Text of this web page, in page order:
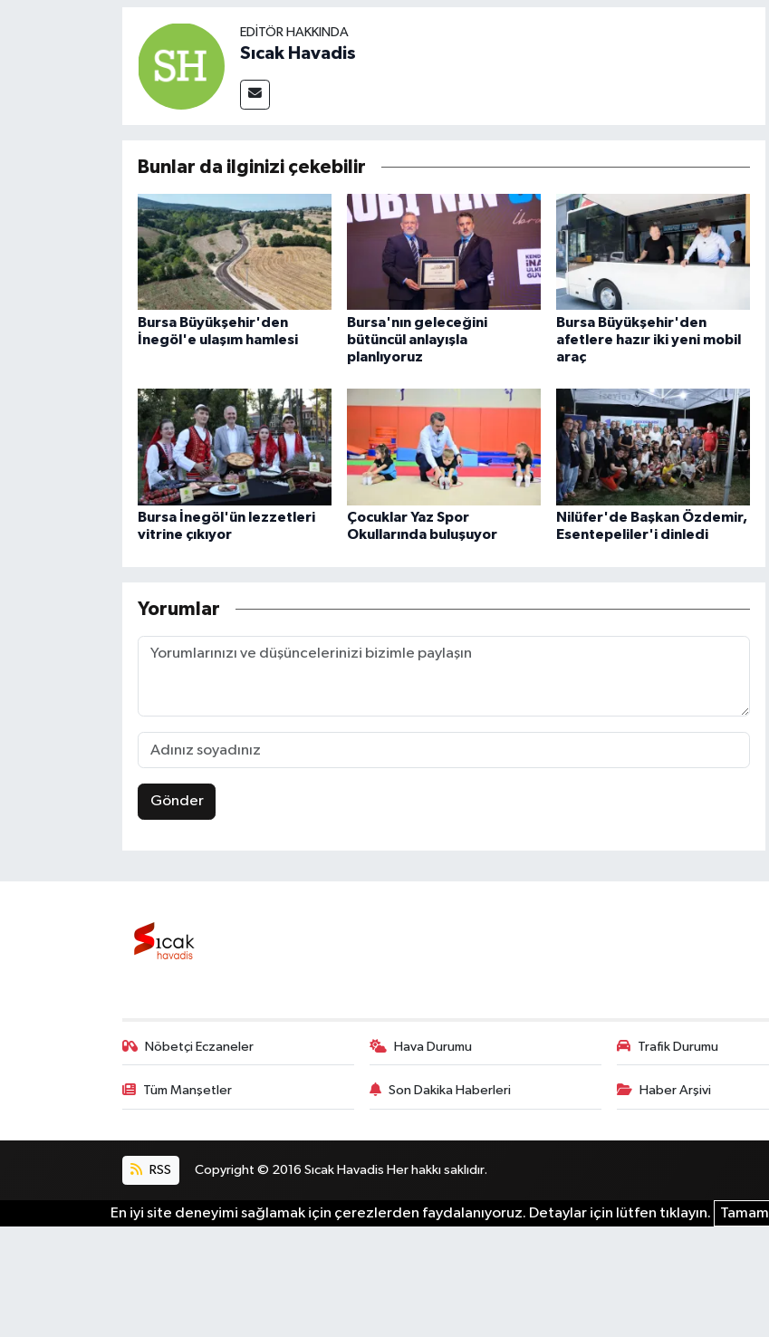
EDITÖR HAKKINDA
Sıcak Havadis
Bunlar da ilginizi çekebilir
Bursa Büyükşehir'den
İnegöl'e ulaşım hamlesi
Bursa'nın geleceğini
bütüncül anlayışla
planlıyoruz
Bursa Büyükşehir'den
afetlere hazır iki yeni mobil
araç
Bursa İnegöl'ün lezzetleri
vitrine çıkıyor
Çocuklar Yaz Spor
Okullarında buluşuyor
Nilüfer'de Başkan Özdemir,
Esentepeliler'i dinledi
Yorumlar
Gönder
Nöbetçi Eczaneler Hava Durumu Trafik Durumu
Tüm Manşetler Son Dakika Haberleri Haber Arşivi
RSS Copyright © 2016 Sıcak Havadis Her hakkı saklıdır.
En iyi site deneyimi sağlamak için çerezlerden faydalanıyoruz. Detaylar için lütfen tıklayın. Tamam